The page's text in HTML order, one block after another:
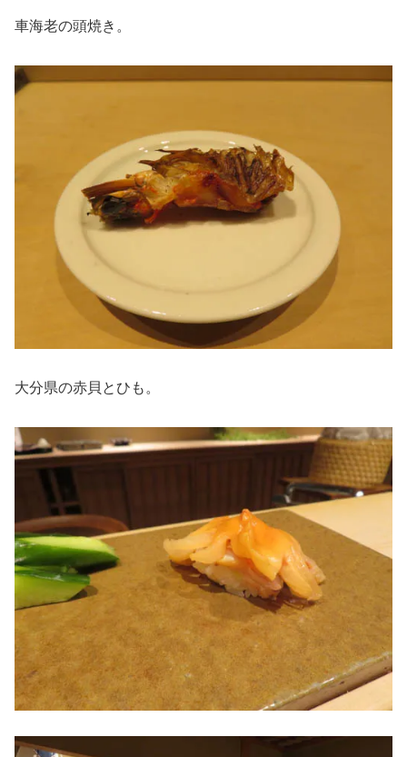
車海老の頭焼き。
大分県の赤貝とひも。